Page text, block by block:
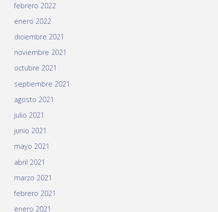
febrero 2022
enero 2022
diciembre 2021
noviembre 2021
octubre 2021
septiembre 2021
agosto 2021
julio 2021
junio 2021
mayo 2021
abril 2021
marzo 2021
febrero 2021
enero 2021